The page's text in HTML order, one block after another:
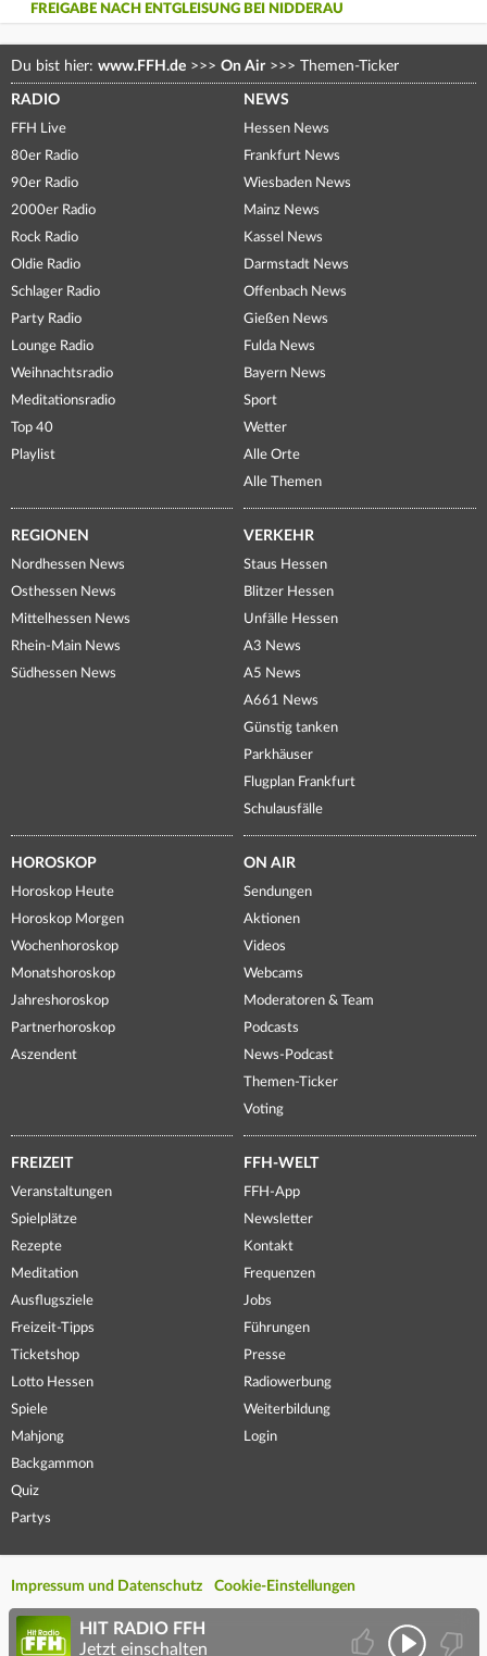
FREIGABE NACH ENTGLEISUNG BEI NIDDERAU
Du bist hier: www.FFH.de >>> On Air >>> Themen-Ticker
RADIO
FFH Live
80er Radio
90er Radio
2000er Radio
Rock Radio
Oldie Radio
Schlager Radio
Party Radio
Lounge Radio
Weihnachtsradio
Meditationsradio
Top 40
Playlist
NEWS
Hessen News
Frankfurt News
Wiesbaden News
Mainz News
Kassel News
Darmstadt News
Offenbach News
Gießen News
Fulda News
Bayern News
Sport
Wetter
Alle Orte
Alle Themen
REGIONEN
Nordhessen News
Osthessen News
Mittelhessen News
Rhein-Main News
Südhessen News
VERKEHR
Staus Hessen
Blitzer Hessen
Unfälle Hessen
A3 News
A5 News
A661 News
Günstig tanken
Parkhäuser
Flugplan Frankfurt
Schulausfälle
HOROSKOP
Horoskop Heute
Horoskop Morgen
Wochenhoroskop
Monatshoroskop
Jahreshoroskop
Partnerhoroskop
Aszendent
ON AIR
Sendungen
Aktionen
Videos
Webcams
Moderatoren & Team
Podcasts
News-Podcast
Themen-Ticker
Voting
FREIZEIT
Veranstaltungen
Spielplätze
Rezepte
Meditation
Ausflugsziele
Freizeit-Tipps
Ticketshop
Lotto Hessen
Spiele
Mahjong
Backgammon
Quiz
Partys
FFH-WELT
FFH-App
Newsletter
Kontakt
Frequenzen
Jobs
Führungen
Presse
Radiowerbung
Weiterbildung
Login
Impressum und Datenschutz Cookie-Einstellungen
HIT RADIO FFH
Jetzt einschalten